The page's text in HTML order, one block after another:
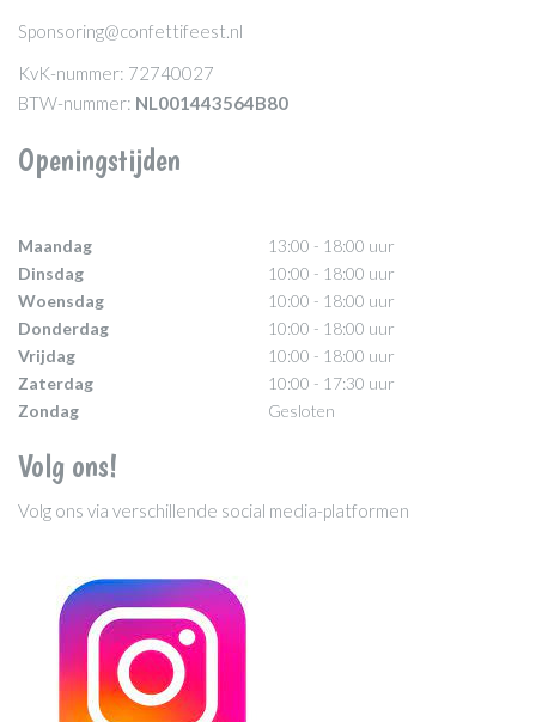
Sponsoring@confettifeest.nl
KvK-nummer: 72740027
BTW-nummer: NL001443564B80
Openingstijden
Maandag
13:00 - 18:00 uur
Dinsdag
10:00 - 18:00 uur
Woensdag
10:00 - 18:00 uur
Donderdag
10:00 - 18:00 uur
Vrijdag
10:00 - 18:00 uur
Zaterdag
10:00 - 17:30 uur
Zondag
Gesloten
Volg ons!
Volg ons via verschillende social media-platformen